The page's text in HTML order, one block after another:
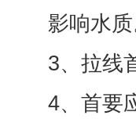
影响水
3、拉线
4、首要